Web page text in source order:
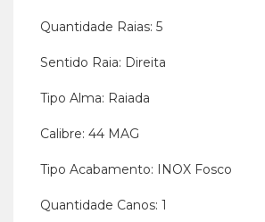
Quantidade Raias: 5
Sentido Raia: Direita
Tipo Alma: Raiada
Calibre: 44 MAG
Tipo Acabamento: INOX Fosco
Quantidade Canos: 1